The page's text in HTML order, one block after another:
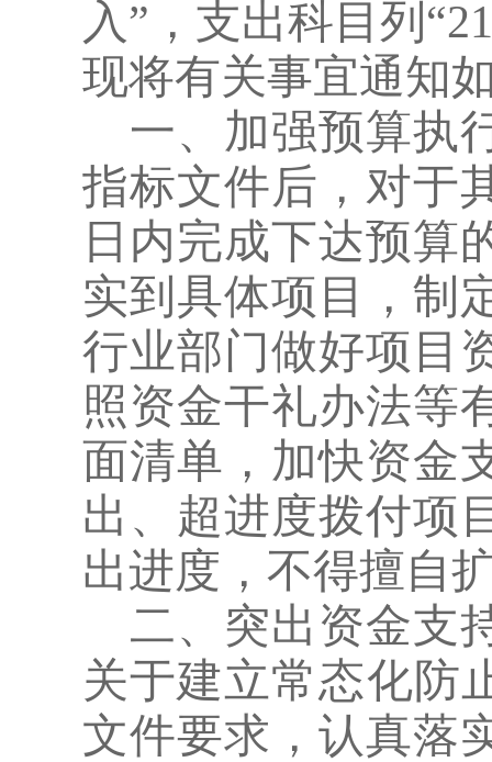
入”， 支出科目列
现将有关事宜通知
一、 加强预算执
指标文件后，对于
日内完成下达预算
实到具体项目，制
行业部门做好项目
照资金干礼办法等
面清单，加快资金
出、超进度拨付项
出进度，不得擅自
二、 突出资金支
关于建立常态化防
文件要求，认真落